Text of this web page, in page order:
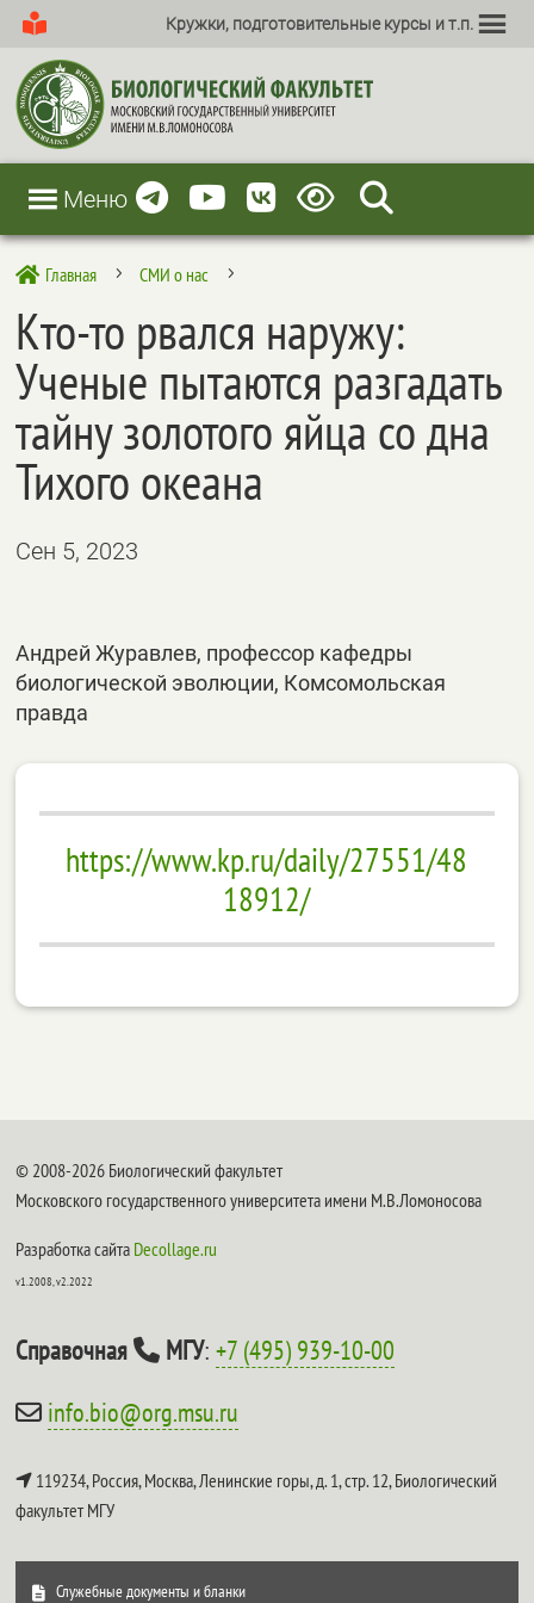
Кружки, подготовительные курсы и т.п.
Меню
 Главная 5 СМИ о нас 5
Кто-то рвался наружу:
Ученые пытаются разгадать
тайну золотого яйца со дна
Тихого океана
Сен 5, 2023
Андрей Журавлев, профессор кафедры
биологической эволюции, Комсомольская
правда
https://www.kp.ru/daily/27551/48
18912/
© 2008-2026 Биологический факультет
Московского государственного университета имени М.В.Ломоносова
Разработка сайта Decollage.ru
v1.2008, v2.2022
Справочная МГУ:+7 (495) 939-10-00
info.bio@org.msu.ru
119234, Россия, Москва, Ленинские горы, д. 1, стр. 12,Биологический
факультет МГУ
Служебные документы и бланки